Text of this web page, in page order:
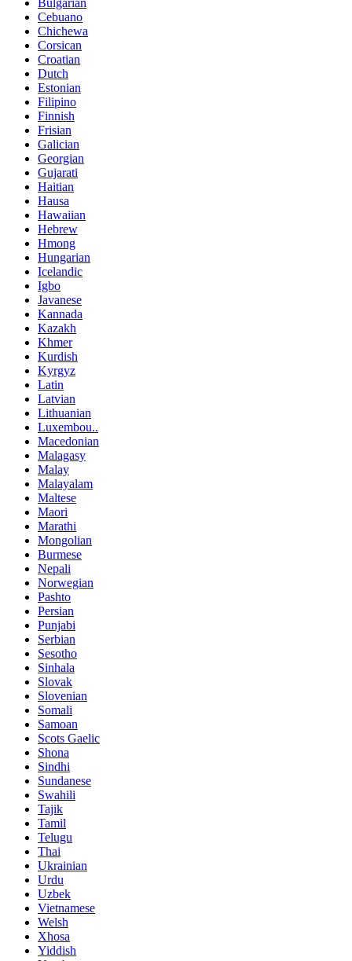
Cebuano
Chichewa
Corsican
Croatian
Dutch
Estonian
Filipino
Finnish
Frisian
Galician
Georgian
Gujarati
Haitian
Hausa
Hawaiian
Hebrew
Hmong
Hungarian
Icelandic
Igbo
Javanese
Kannada
Kazakh
Khmer
Kurdish
Kyrgyz
Latin
Latvian
Lithuanian
Luxembou..
Macedonian
Malagasy
Malay
Malayalam
Maltese
Maori
Marathi
Mongolian
Burmese
Nepali
Norwegian
Pashto
Persian
Punjabi
Serbian
Sesotho
Sinhala
Slovak
Slovenian
Somali
Samoan
Scots Gaelic
Shona
Sindhi
Sundanese
Swahili
Tajik
Tamil
Telugu
Thai
Ukrainian
Urdu
Uzbek
Vietnamese
Welsh
Xhosa
Yiddish